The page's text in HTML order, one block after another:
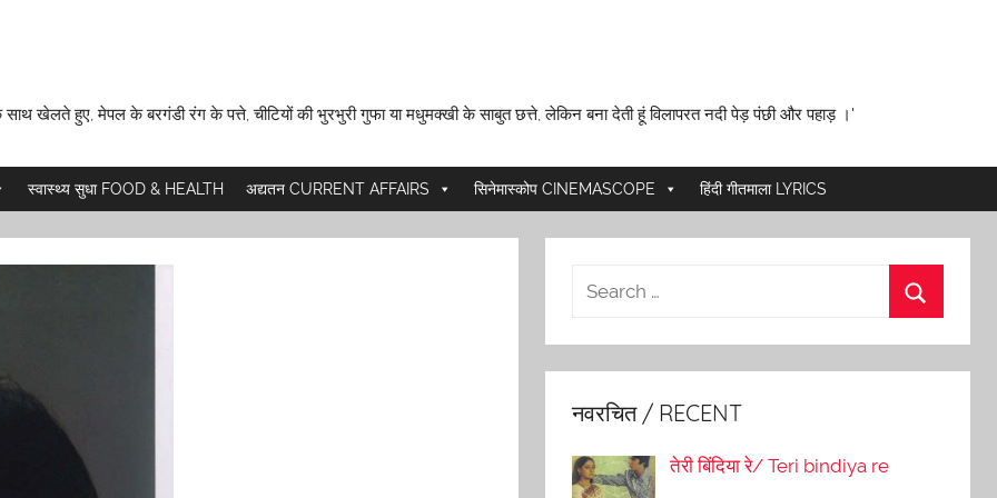
खेलते हुए, मेपल के बरगंडी रंग के पत्ते, चीटियों की भुरभुरी गुफा या मधुमक्खी के साबुत छत्ते, लेकिन बना देती हूं विलापरत नदी पेड़ पंछी और पहाड़ ।'
स्वास्थ्य सुधा FOOD & HEALTH अद्यतन CURRENT AFFAIRS सिनेमास्कोप CINEMASCOPE हिंदी गीतमाला LYRICS
नवरचित / RECENT
तेरी बिंदिया रे/ Teri bindiya re